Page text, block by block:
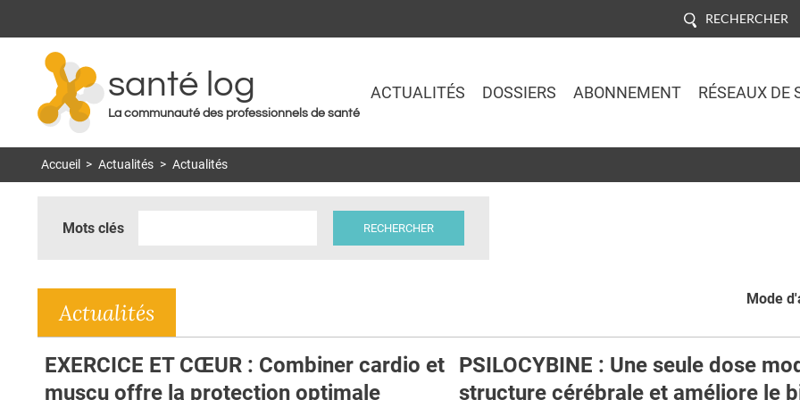
RECHERCHER
santé log
La communauté des professionnels de santé
ACTUALITÉS DOSSIERS ABONNEMENT RÉSEAUX DE
Accueil > Actualités > Actualités
Mots clés
Mode
Actualités
EXERCICE ET CŒUR : Combiner cardio et
muscu offre la protection optimale
PSILOCYBINE : Une seule dose
structure cérébrale et améliore le